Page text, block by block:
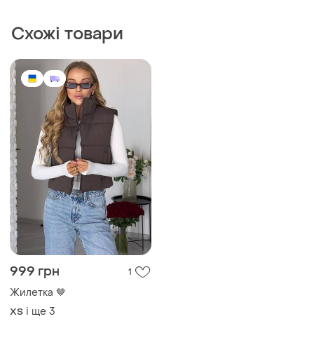
Схожі товари
999 грн 1
Жилетка 🤎
ХS і ще 3